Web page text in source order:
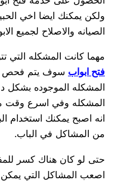
ولكن يمكنك ايضا اخي
الصيانه والاصلاح لجميع
مهما كانت المشكله التي
فتح ابواب سوف يتم فحص
المشكله الموجوده بشكل
المشكله وفي اسرع وقت
انه اصبح يمكنك استخدام
من المشاكل في الباب.
حتى لو كان هناك كسر
اصعب المشاكل التي يمكن